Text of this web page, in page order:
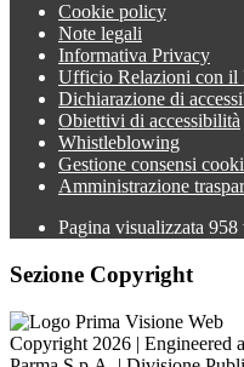
Cookie policy
Note legali
Informativa Privacy
Ufficio Relazioni con il
Dichiarazione di
Obiettivi di accessibilità
Whistleblowing
Gestione consensi
Amministrazione
Pagina visualizzata 958
Sezione Copyright
Copyright 2026 | Engineered